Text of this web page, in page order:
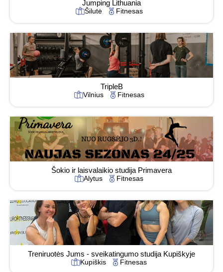
Jumping Lithuania
Šilutė Fitnesas
TripleB
Vilnius Fitnesas
Šokio ir laisvalaikio studija Primavera
Alytus Fitnesas
Treniruotės Jums - sveikatingumo studija Kupiškyje
Kupiškis Fitnesas